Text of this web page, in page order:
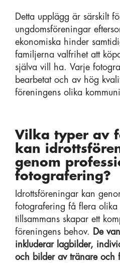
Detta upplägg är särskilt
ungdomsföreningar
ekonomiska hinder
familjerna valfrihet att
själva vill ha. Varje
bearbetat och av hög
föreningens olika
Vilka typer av
kan
genom
fotografering?
Idrottsföreningar kan
fotografering få flera olika
tillsammans skapar ett
föreningens behov.
De
inkluderar lagbilder,
och bilder av tränare och